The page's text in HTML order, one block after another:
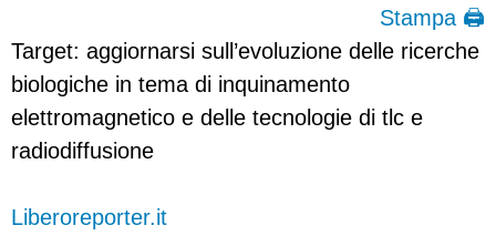
Stampa 🖨
Target: aggiornarsi sull’evoluzione delle ricerche
biologiche in tema di inquinamento
elettromagnetico e delle tecnologie di tlc e
radiodiffusione
Liberoreporter.it